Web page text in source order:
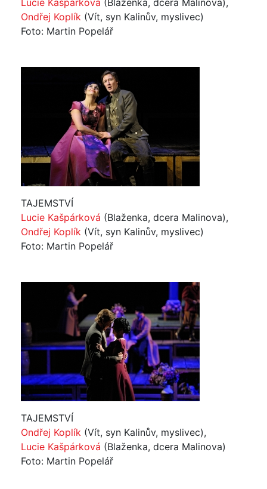
Lucie Kašpárková (Blaženka, dcera Malinova),
Ondřej Koplík (Vít, syn Kalinův, myslivec)
Foto: Martin Popelář
TAJEMSTVÍ
Lucie Kašpárková (Blaženka, dcera Malinova),
Ondřej Koplík (Vít, syn Kalinův, myslivec)
Foto: Martin Popelář
TAJEMSTVÍ
Ondřej Koplík (Vít, syn Kalinův, myslivec),
Lucie Kašpárková (Blaženka, dcera Malinova)
Foto: Martin Popelář